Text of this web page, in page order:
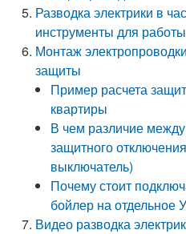
Разводка электрики в
инструменты для работы
Монтаж
защиты
Пример расчета
квартиры
В чем различие
защитного
выключатель)
Почему стоит
бойлер на отдельное
Видео разводка